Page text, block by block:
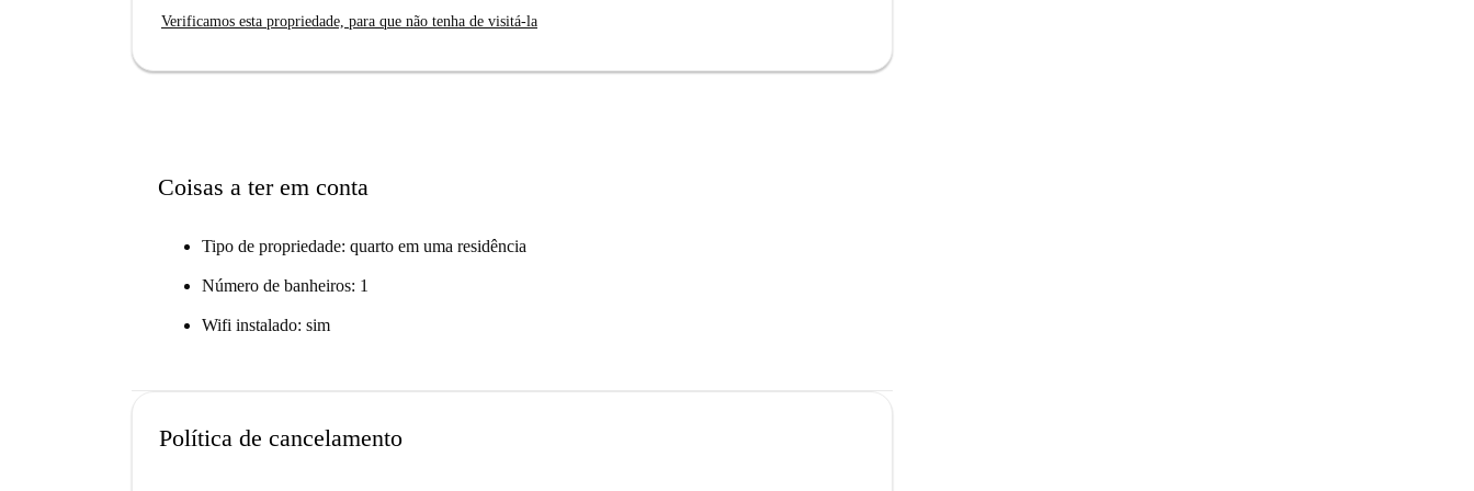
Verificamos esta propriedade, para que não tenha de visitá-la
Coisas a ter em conta
Tipo de propriedade: quarto em uma residência
Número de banheiros: 1
Wifi instalado: sim
Política de cancelamento